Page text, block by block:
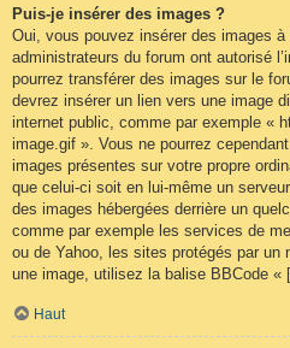
Puis-je insérer des images ?
Oui, vous pouvez insérer des images
administrateurs du forum ont autorisé
pourrez transférer des images sur le
devrez insérer un lien vers une image
internet public, comme par exemple «
image.gif ». Vous ne pourrez
images présentes sur votre propre
que celui-ci soit en lui-même un
des images hébergées derrière un
comme par exemple les services de
ou de Yahoo, les sites protégés par un
une image, utilisez la balise BBCode «
Haut